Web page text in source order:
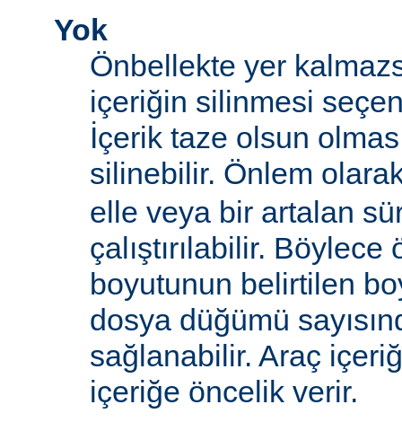
Yok
Önbellekte yer
içeriğin silinmesi
İçerik taze olsun
silinebilir. Önlem
elle veya bir artalan
çalıştırılabilir.
boyutunun belirtilen
dosya düğümü
sağlanabilir. Araç
içeriğe öncelik verir.